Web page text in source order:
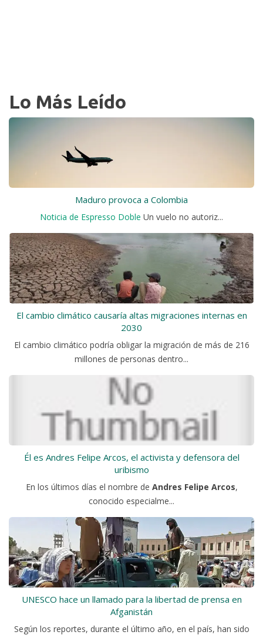
Lo Más Leído
Maduro provoca a Colombia
Noticia de Espresso Doble Un vuelo no autoriz...
El cambio climático causaría altas migraciones internas en
2030
El cambio climático podría obligar la migración de más de 216
millones de personas dentro...
Él es Andres Felipe Arcos, el activista y defensora del
uribismo
En los últimos días el nombre de Andres Felipe Arcos,
conocido especialme...
UNESCO hace un llamado para la libertad de prensa en
Afganistán
Según los reportes, durante el último año, en el país, han sido